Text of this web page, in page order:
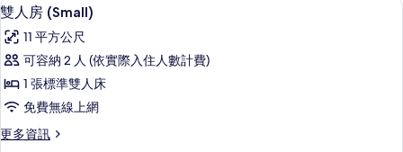
房
篩
選
條
示
雙
人
房
(Small)
的
4
雙人房 (Small)
11 平方公尺
可容納 2 人 (依實際入住人數計費)
1 張標準雙人床
免費無線上網
更多資訊
更